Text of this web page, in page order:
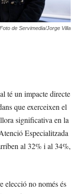
de Servimedia/Jorge Villa
té un impacte directe
que exerceixen el
significativa en la
Especialitzada
al 32% i al 34%,
elecció no només és